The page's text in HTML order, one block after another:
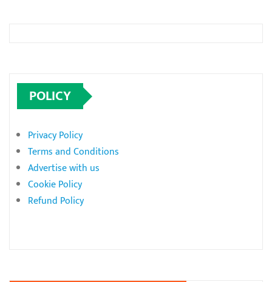
POLICY
Privacy Policy
Terms and Conditions
Advertise with us
Cookie Policy
Refund Policy